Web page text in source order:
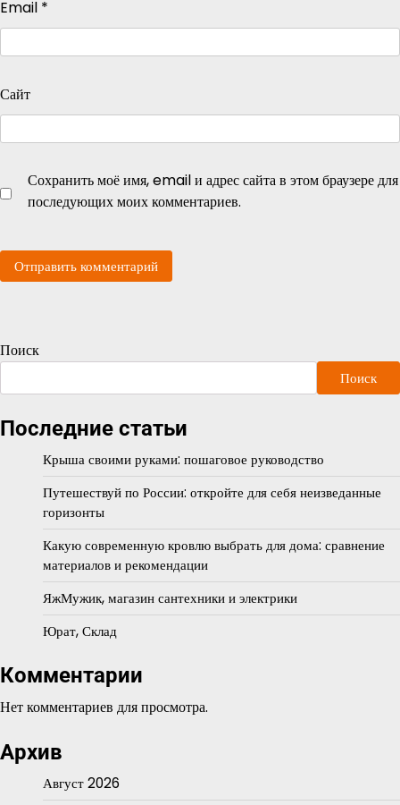
Email *
Сайт
Сохранить моё имя, email и адрес сайта в этом браузере для
последующих моих комментариев.
Поиск
Поиск
Последние статьи
Крыша своими руками: пошаговое руководство
Путешествуй по России: откройте для себя неизведанные
горизонты
Какую современную кровлю выбрать для дома: сравнение
материалов и рекомендации
ЯжМужик, магазин сантехники и электрики
Юрат, Склад
Комментарии
Нет комментариев для просмотра.
Архив
Август 2026